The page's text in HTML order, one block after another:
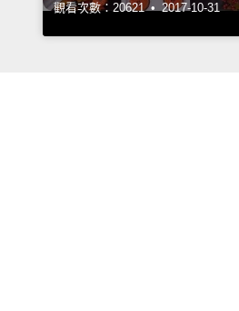
觀看次數：20621 • 2017-10-31